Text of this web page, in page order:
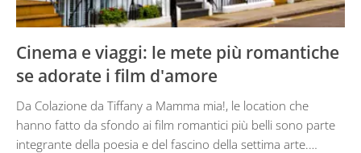
Cinema e viaggi: le mete più romantiche
se adorate i film d'amore
Da Colazione da Tiffany a Mamma mia!, le location che
hanno fatto da sfondo ai film romantici più belli sono parte
integrante della poesia e del fascino della settima arte.…